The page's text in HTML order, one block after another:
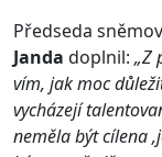
Předseda
Janda doplnil: „Z
vím, jak moc
vycházejí
neměla být cílena